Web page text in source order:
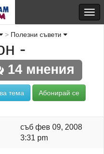
Полезни съвети
-
14 мнения
тема Абонирай се
съб фев 09, 2008
3:31 pm